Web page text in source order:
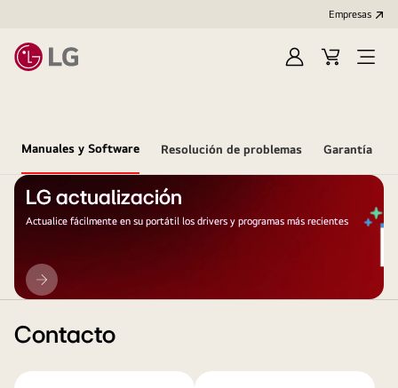
Empresas
IniciarCarritoOpen
Manuales y Software Resolución de problemas Garantía
LG actualización
Actualice fácilmente en su portátil los drivers y programas más recientes
LG
actualización
Contacto